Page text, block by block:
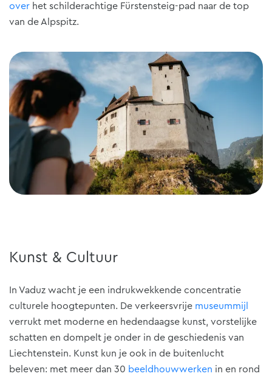
over het schilderachtige Fürstensteig-pad naar de top
van de Alpspitz.
Kunst & Cultuur
In Vaduz wacht je een indrukwekkende concentratie
culturele hoogtepunten. De verkeersvrije museummijl
verrukt met moderne en hedendaagse kunst, vorstelijke
schatten en dompelt je onder in de geschiedenis van
Liechtenstein. Kunst kun je ook in de buitenlucht
beleven: met meer dan 30 beeldhouwwerken in en rond